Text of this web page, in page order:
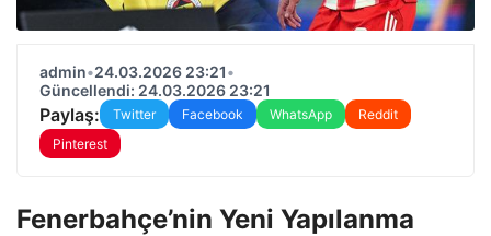
admin•24.03.2026 23:21•
Güncellendi: 24.03.2026 23:21
Paylaş: Twitter Facebook WhatsApp
Reddit
Pinterest
Fenerbahçe’nin Yeni Yapılanma